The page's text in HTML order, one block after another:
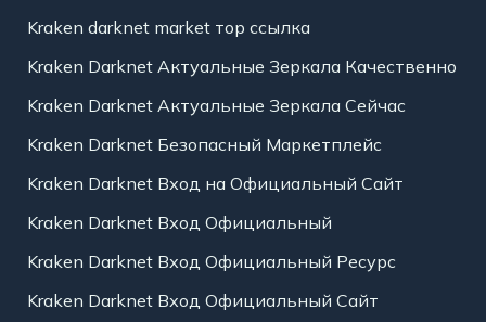
Kraken darknet market тор ссылка
Kraken Darknet Актуальные Зеркала Качественно
Kraken Darknet Актуальные Зеркала Сейчас
Kraken Darknet Безопасный Маркетплейс
Kraken Darknet Вход на Официальный Сайт
Kraken Darknet Вход Официальный
Kraken Darknet Вход Официальный Ресурс
Kraken Darknet Вход Официальный Сайт